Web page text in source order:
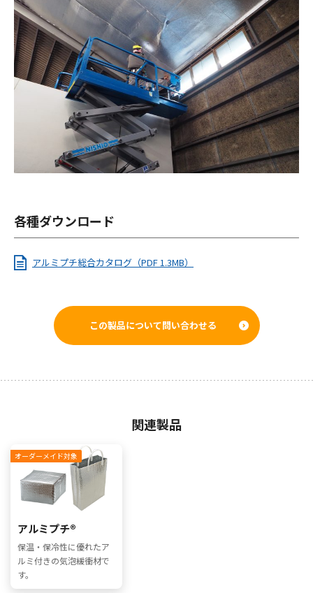
各種ダウンロード
アルミプチ総合カタログ（PDF 1.3MB）
この製品について問い合わせる
関連製品
オーダーメイド対象
アルミプチ®
保温・保冷性に優れたア
ルミ付きの気泡緩衝材で
す。